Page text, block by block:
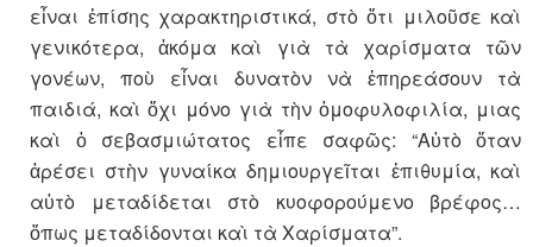
εἶναι ἐπίσης χαρακτηριστικά, στὸ ὅτι μιλοῦσε καὶ
γενικότερα, ἀκόμα καὶ γιὰ τὰ χαρίσματα τῶν
γονέων, ποὺ εἶναι δυνατὸν νὰ ἐπηρεάσουν τὰ
παιδιά, καὶ ὄχι μόνο γιὰ τὴν ὁμοφυλοφιλία, μιας
καὶ ὁ σεβασμιώτατος εἶπε σαφῶς: “Αὐτὸ ὅταν
ἀρέσει στὴν γυναίκα δημιουργεῖται ἐπιθυμία, καὶ
αὐτὸ μεταδίδεται στὸ κυοφορούμενο βρέφος…
ὅπως μεταδίδονται καὶ τὰ Χαρίσματα”.